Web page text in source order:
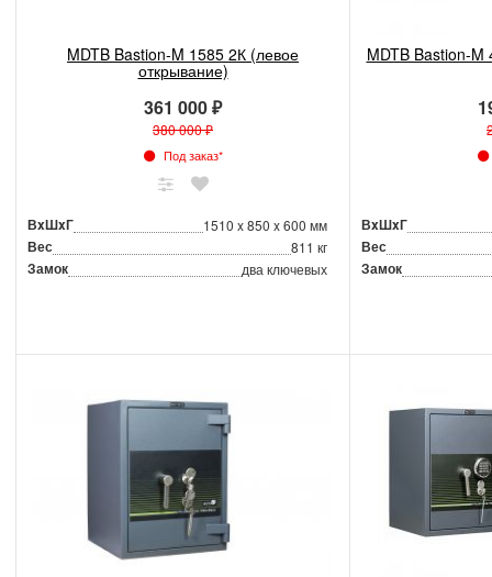
MDTB Bastion-M 1585 2К (левое
открывание)
361 000 ₽
380 000 ₽
Под заказ*
ВxШxГ 1510 x 850 x 600 мм
Вес 811 кг
Замок два ключевых
MDTB Bastion-M
ВxШxГ
Вес
Замок